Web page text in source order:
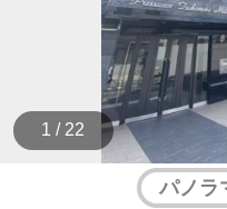
1 / 22
パノラ